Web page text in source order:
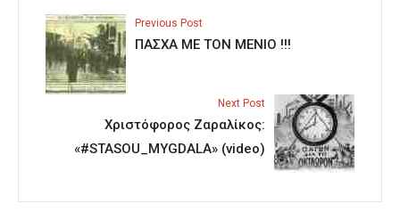
Previous Post
ΠΑΣΧΑ ΜΕ ΤΟΝ ΜΕΝΙΟ !!!
Next Post
Χριστόφορος Ζαραλίκος:
«#STASOU_MYGDALA» (video)